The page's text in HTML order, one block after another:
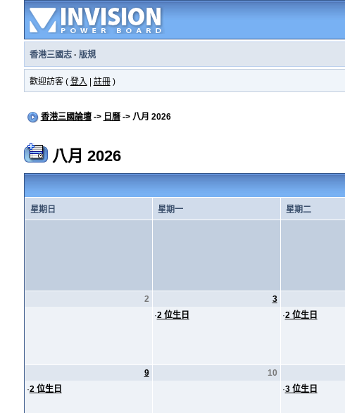
香港三國志· 版規
歡迎訪客 ( 登入 註冊)
香港三國論壇-> 日曆-> 八月 2026
八月 2026
星期日 星期一 星期二
2
3
·2 位生日
·2 位生日
9
·2 位生日
10
·3 位生日